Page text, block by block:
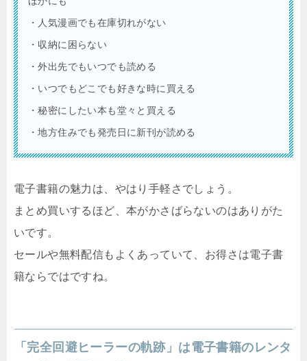
・人気漫画でも在庫切れがない
・収納に困らない
・外出先でもいつでも読める
・いつでもどこでも好きな時に買える
・秘密にしたい本も堂々と買える
・地方住みでも発売日に新刊が読める
電子書籍の魅力は、やはり手軽さでしょう。
まとめ買いするほど、本がかさばらないのはありがた
いです。
セールや無料配信もよくあっていて、お得さは電子書
籍ならではですね。
「完全回避ヒーラーの軌跡」は電子書籍のレンタ